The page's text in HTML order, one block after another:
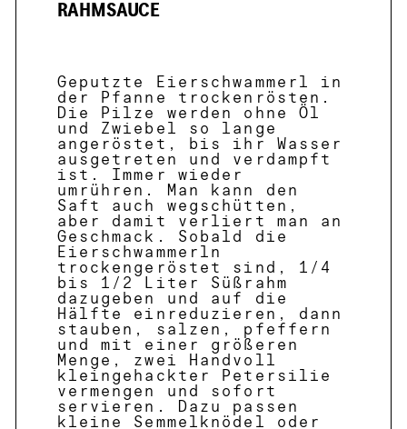
RAHMSAUCE
Geputzte Eierschwammerl in
der Pfanne trockenrösten.
Die Pilze werden ohne Öl
und Zwiebel so lange
angeröstet, bis ihr Wasser
ausgetreten und verdampft
ist. Immer wieder
umrühren. Man kann den
Saft auch wegschütten,
aber damit verliert man an
Geschmack. Sobald die
Eierschwammerln
trockengeröstet sind, 1/4
bis 1/2 Liter Süßrahm
dazugeben und auf die
Hälfte einreduzieren, dann
stauben, salzen, pfeffern
und mit einer größeren
Menge, zwei Handvoll
kleingehackter Petersilie
vermengen und sofort
servieren. Dazu passen
kleine Semmelknödel oder